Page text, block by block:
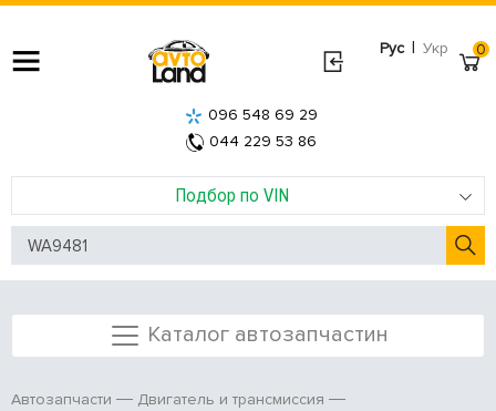
Рус | Укр
Подбор по VIN
096 548 69 29
044 229 53 86
0
Каталог автозапчастин
Автозапчасти
Двигатель и трансмиссия